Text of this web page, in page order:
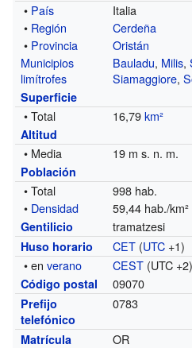
• País
Italia
• Región
Cerdeña
• Provincia
Oristán
Municipios
limítrofes
Bauladu, Milis,
Siamaggiore,
Superficie
• Total 16,79km²
Altitud
• Media 19 m s. n. m.
Población
• Total
998 hab.
• Densidad 59,44 hab./km²
Gentilicio tramatzesi
Huso horario CET (UTC +1)
• enverano CEST (UTC +2)
Código postal 09070
Prefijo
telefónico
0783
Matrícula OR